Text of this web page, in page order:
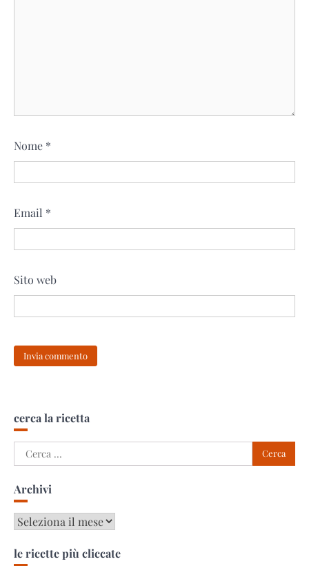
Nome *
Email *
Sito web
cerca la ricetta
Ricerca
per:
Archivi
Archivi
le ricette più cliccate